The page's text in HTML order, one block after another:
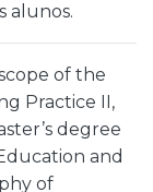
alunos.
of the
Practice II,
degree
and
of